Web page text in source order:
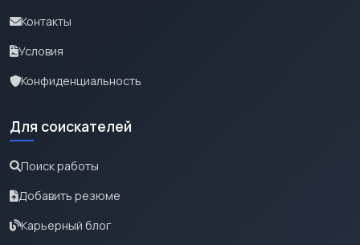
Контакты
Условия
Конфиденциальность
Для соискателей
Поиск работы
Добавить резюме
Карьерный блог